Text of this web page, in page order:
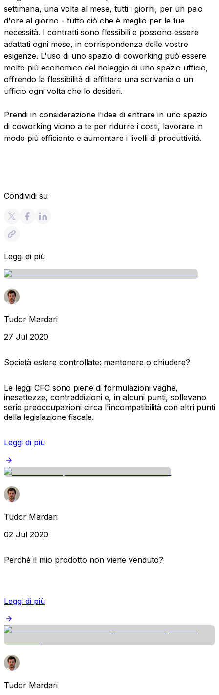
settimana, una volta al mese, tutti i giorni, per un paio
d'ore al giorno - tutto ciò che è meglio per le tue
necessità. I contratti sono flessibili e possono essere
adattati ogni mese, in corrispondenza delle vostre
esigenze. L'uso di uno spazio di coworking può essere
molto più economico del noleggio di uno spazio ufficio,
offrendo la flessibilità di affittare una scrivania o un
ufficio ogni volta che lo desideri.
Prendi in considerazione l'idea di entrare in uno spazio
di coworking vicino a te per ridurre i costi, lavorare in
modo più efficiente e aumentare i livelli di produttività.
Condividi su
Leggi di più
Tudor Mardari
27 Jul 2020
Società estere controllate: mantenere o chiudere?
Le leggi CFC sono piene di formulazioni vaghe,
inesattezze, contraddizioni e, in alcuni punti, sollevano
serie preoccupazioni circa l'incompatibilità con altri punti
della legislazione fiscale.
Leggi di più
Tudor Mardari
02 Jul 2020
Perché il mio prodotto non viene venduto?
Leggi di più
Tudor Mardari